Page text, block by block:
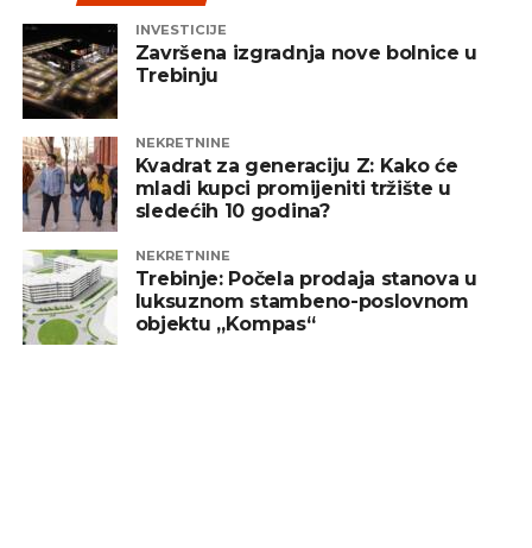
Zaključak
Pad tržišta, iako može djelovati zabrinjavajuće,
prirodan je dio investicionog procesa. Ulaganje
treba posmatrati kao dugoročan cilj, a ne kao
sredstvo za brzu zaradu. Ključ uspjeha leži u
INVESTICIJE
Završena izgradnja nove bolnice u
Trebinju
NEKRETNINE
Kvadrat za generaciju Z: Kako će
mladi kupci promijeniti tržište u
sledećih 10 godina?
NEKRETNINE
Trebinje: Počela prodaja stanova u
luksuznom stambeno-poslovnom
objektu „Kompas“